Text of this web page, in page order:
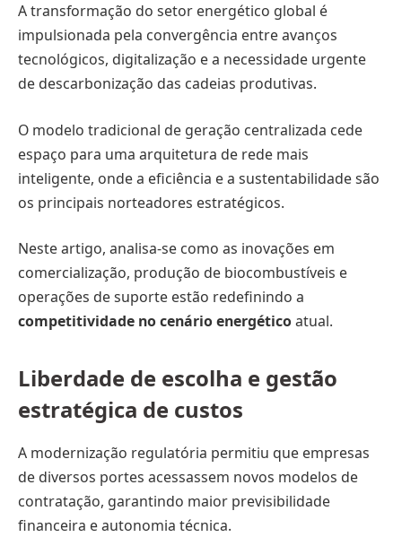
A transformação do setor energético global é
impulsionada pela convergência entre avanços
tecnológicos, digitalização e a necessidade urgente
de descarbonização das cadeias produtivas.
O modelo tradicional de geração centralizada cede
espaço para uma arquitetura de rede mais
inteligente, onde a eficiência e a sustentabilidade são
os principais norteadores estratégicos.
Neste artigo, analisa-se como as inovações em
comercialização, produção de biocombustíveis e
operações de suporte estão redefinindo a
competitividade no cenário energéticoatual.
Liberdade de escolha e gestão
estratégica de custos
A modernização regulatória permitiu que empresas
de diversos portes acessassem novos modelos de
contratação, garantindo maior previsibilidade
financeira e autonomia técnica.